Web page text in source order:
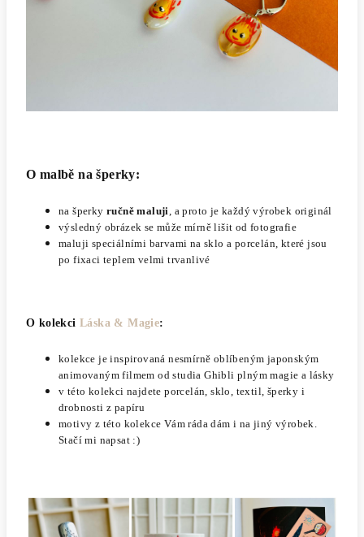
O malbě na šperky:
na šperky ručně maluji, a proto je každý výrobek originál
výsledný obrázek se může mírně lišit od fotografie
maluji speciálními barvami na sklo a porcelán, které jsou
po fixaci teplem velmi trvanlivé
O kolekciLáska & Magie:
kolekce je inspirovaná nesmírně oblíbeným japonským
animovaným filmem od studia Ghibli plným magie a lásky
v této kolekci najdete porcelán, sklo, textil, šperky i
drobnosti z papíru
motivy z této kolekce Vám ráda dám i na jiný výrobek.
Stačí mi napsat :)